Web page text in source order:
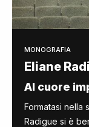
MONOGRAFIA
Eliane
Al cuore
Formatasi nella
Radigue si è